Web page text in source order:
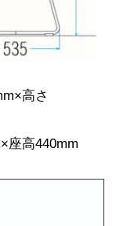
高さ
座高440mm